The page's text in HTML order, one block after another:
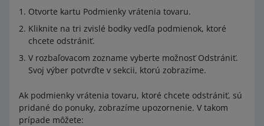
Otvorte kartu Podmienky vrátenia tovaru.
Kliknite na tri zvislé bodky vedľa podmienok, ktoré
chcete odstrániť.
V rozbaľovacom zozname vyberte možnosť Odstrániť.
Svoj výber potvrďte v sekcii, ktorú zobrazíme.
Ak podmienky vrátenia tovaru, ktoré chcete odstrániť, sú
pridané do ponuky, zobrazíme upozornenie. V takom
prípade môžete: